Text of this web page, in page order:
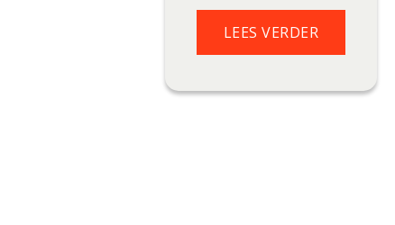
LEES VERDER